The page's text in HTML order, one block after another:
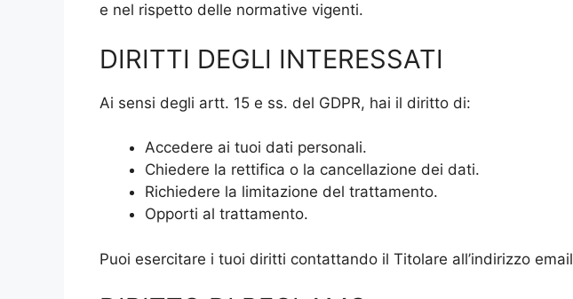
e nel rispetto delle normative vigenti.
DIRITTI DEGLI INTERESSATI
Ai sensi degli artt. 15 e ss. del GDPR, hai il diritto di:
Accedere ai tuoi dati personali.
Chiedere la rettifica o la cancellazione dei dati.
Richiedere la limitazione del trattamento.
Opporti al trattamento.
Puoi esercitare i tuoi diritti contattando il Titolare all’indirizzo email